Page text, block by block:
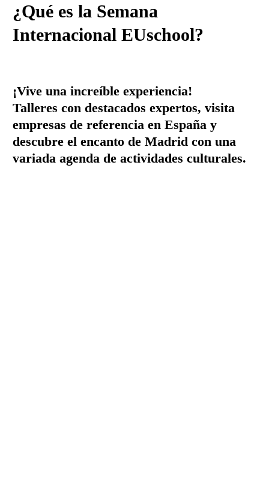
¿Qué es la Semana
Internacional EUschool?
¡Vive una increíble experiencia!
Talleres con destacados expertos, visita
empresas de referencia en España y
descubre el encanto de Madrid con una
variada agenda de actividades culturales.